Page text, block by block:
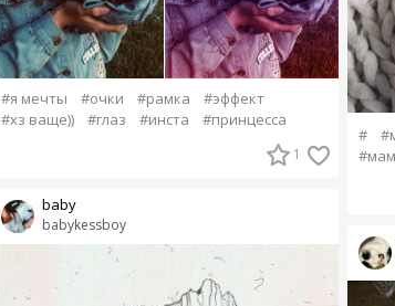
#я мечты #очки #рамка
#эффект
#хз ваще))
#глаз #инста #принцесса
1
babykessboy
baby
#